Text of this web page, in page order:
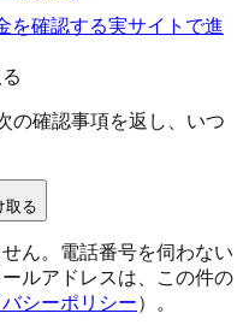
を確認する実サイトで進
の確認事項を返し、いつ
取る
ん。電話番号を伺わない
ルアドレスは、この件の
シーポリシー）。